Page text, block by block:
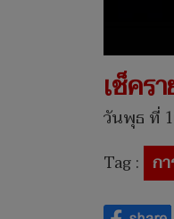
เช็คร
วันพุธ ที่
Tag : ก